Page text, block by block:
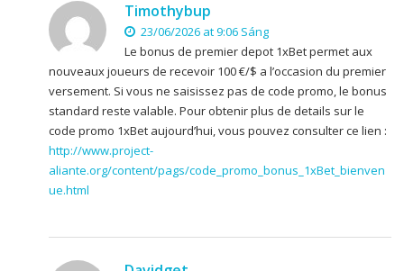
Timothybup
23/06/2026 at 9:06 Sáng
Le bonus de premier depot 1xBet permet aux
nouveaux joueurs de recevoir 100 €/$ a l’occasion du premier
versement. Si vous ne saisissez pas de code promo, le bonus
standard reste valable. Pour obtenir plus de details sur le
code promo 1xBet aujourd’hui, vous pouvez consulter ce lien :
http://www.project-
aliante.org/content/pags/code_promo_bonus_1xBet_bienven
ue.html